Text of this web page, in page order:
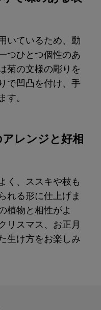
いているため、動
つひとつ個性のあ
菊の文様の彫りを
で凹凸を付け、手
す。
レンジと好相
く、ススキや枝も
れる形に仕上げま
植物と相性がよ
リスマス、お正月
生け方をお楽しみ